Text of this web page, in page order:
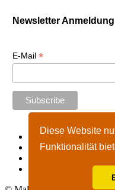
Diese Website
Funktionalität
Newsletter Anmeldung
E-Mail *
Start
Impressum
Nutzungshinweise